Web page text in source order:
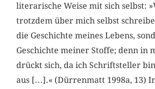
literarische Weise mit sich selbst:
trotzdem über mich selbst
die Geschichte meines Lebens,
Geschichte meiner Stoffe; denn in
drückt sich, da ich Schriftsteller
aus […].« (Dürrenmatt 1998a, 13)